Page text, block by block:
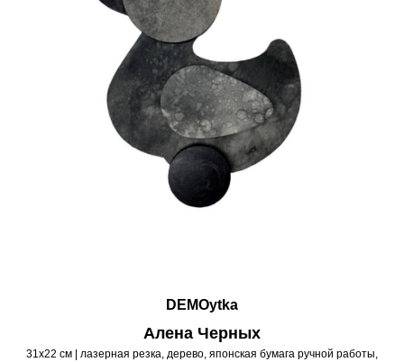
DEMOytka
Алена Черных
31х22 см | лазерная резка, дерево, японская бумага ручной работы,